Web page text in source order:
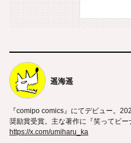
遥海遥
『comipo comics』にてデビュー。
奨励賞受賞。主な著作に『笑ってビー
https://x.com/umiharu_ka